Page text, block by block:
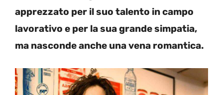
apprezzato per il suo talento in campo
lavorativo e per la sua grande simpatia,
ma nasconde anche una vena romantica.